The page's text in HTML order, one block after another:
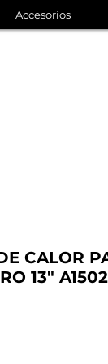
Accesorios
CALOR
13" A1502